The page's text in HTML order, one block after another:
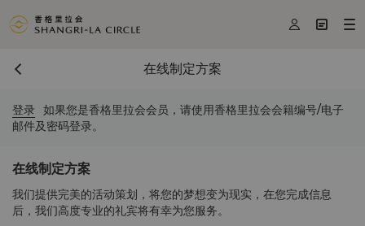
  
在线制定方案
登录 如果您是香格里拉会会员，请使用香格里拉会会籍编号/电子
邮件及密码登录。
在线制定方案
我们提供完美的活动策划，将您的梦想变为现实，在您完成信息
后，我们高度专业的礼宾将有幸为您服务。